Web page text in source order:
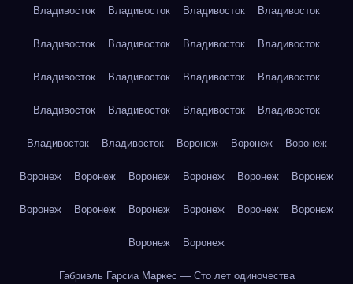
Владивосток Владивосток Владивосток Владивосток
Владивосток Владивосток Владивосток Владивосток
Владивосток Владивосток Владивосток Владивосток
Владивосток Владивосток Владивосток Владивосток
Владивосток Владивосток Воронеж Воронеж Воронеж
Воронеж Воронеж Воронеж Воронеж Воронеж Воронеж
Воронеж Воронеж Воронеж Воронеж Воронеж Воронеж
Воронеж Воронеж
Габриэль Гарсиа Маркес — Сто лет одиночества